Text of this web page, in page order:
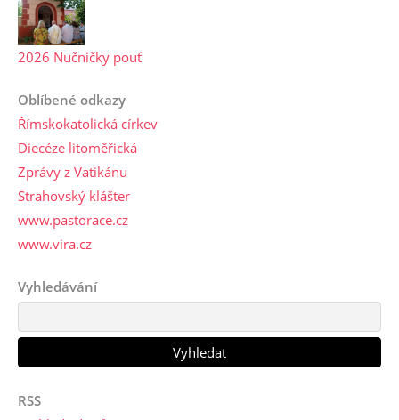
2026 Nučničky pouť
Oblíbené odkazy
Římskokatolická církev
Diecéze litoměřická
Zprávy z Vatikánu
Strahovský klášter
www.pastorace.cz
www.vira.cz
Vyhledávání
RSS